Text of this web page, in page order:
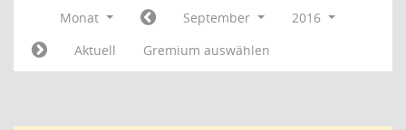
Monat September
2016
Aktuell
Gremium auswählen